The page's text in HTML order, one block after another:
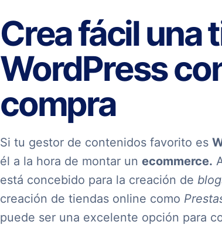
Crea fácil una
WordPress
compra
Si tu gestor de contenidos favorito es
él a la hora de montar un ecommerce.
está concebido para la creación de
creación de tiendas online como
puede ser una excelente opción para